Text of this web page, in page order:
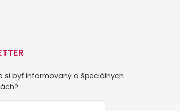
si byť informovaný o špeciálnych